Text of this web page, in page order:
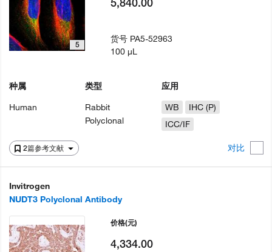
2篇参考文献 对比
5
种属
Human
类型
Rabbit
Polyclonal
应用
WB
IHC (P)
ICC/IF
货号 PA5-52963
100 µL
Invitrogen
NUDT3 Polyclonal Antibody
价格(元)
4,334.00